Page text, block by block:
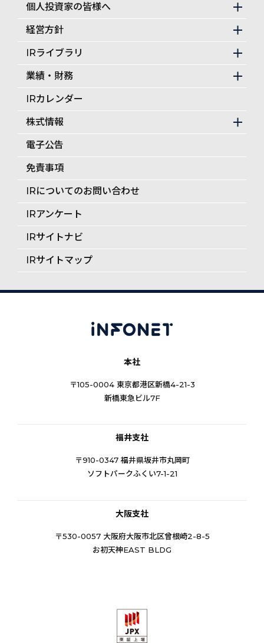
個人投資家の皆様へ
経営方針
IRライブラリ
業績・財務
IRカレンダー
株式情報
電子公告
免責事項
IRについてのお問い合わせ
IRアンケート
IRサイトナビ
IRサイトマップ
本社
〒105-0004 東京都港区新橋4-21-3
新橋東急ビル7F
福井支社
〒910-0347 福井県坂井市丸岡町
ソフトパークふくい7-1-21
大阪支社
〒530-0057 大阪府大阪市北区曾根崎2-8-5
お初天神EAST BLDG